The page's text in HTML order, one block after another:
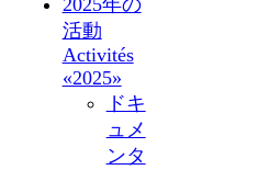
2025年の
活動
Activités
«2025»
ドキ
ュメ
ンタ